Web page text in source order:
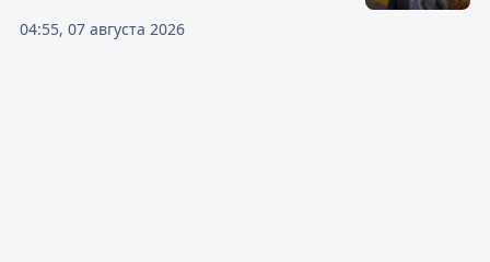
04:55, 07 августа 2026